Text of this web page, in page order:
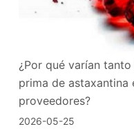
¿Por qué varían
prima de
proveedores?
2026-05-25